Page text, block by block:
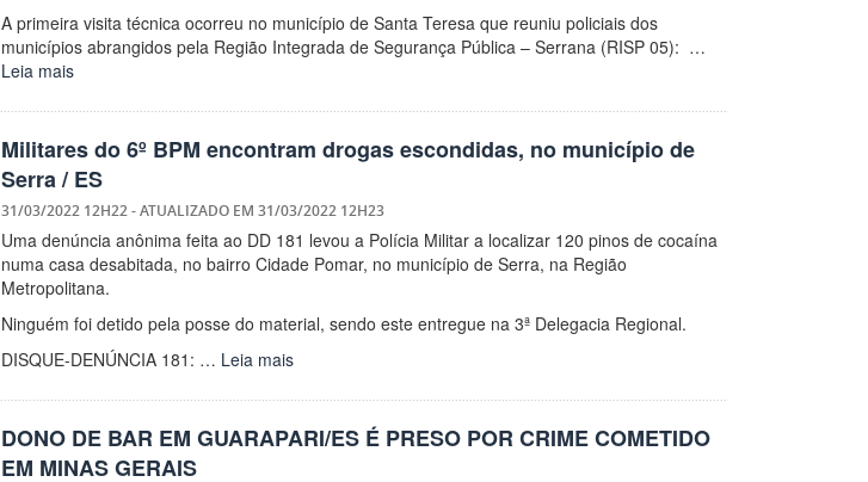
A primeira visita técnica ocorreu no município de Santa Teresa que reuniu policiais dos
municípios abrangidos pela Região Integrada de Segurança Pública – Serrana (RISP 05): …
Leia mais
Militares do 6º BPM encontram drogas escondidas, no município de
Serra / ES
31/03/2022 12H22- ATUALIZADO EM 31/03/2022 12H23
Uma denúncia anônima feita ao DD 181 levou a Polícia Militar a localizar 120 pinos de cocaína
numa casa desabitada, no bairro Cidade Pomar, no município de Serra, na Região
Metropolitana.
Ninguém foi detido pela posse do material, sendo este entregue na 3ª Delegacia Regional.
DISQUE-DENÚNCIA 181: … Leia mais
DONO DE BAR EM GUARAPARI/ES É PRESO POR CRIME COMETIDO
EM MINAS GERAIS